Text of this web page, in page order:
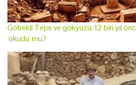
Göbekli Tepe ve gökyüzü: 12 bin yıl
'okudu' mu?